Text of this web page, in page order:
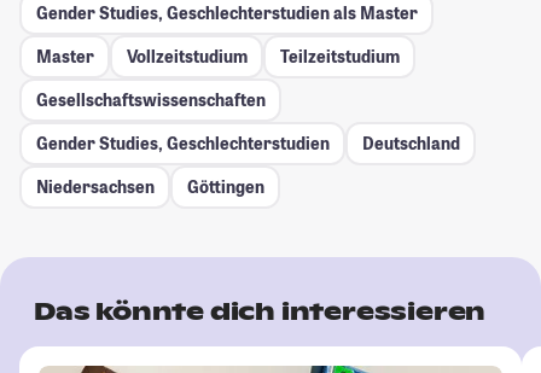
Gender Studies, Geschlechterstudien als Master
Master
Vollzeitstudium
Teilzeitstudium
Gesellschafts­wissenschaften
Gender Studies, Geschlechterstudien
Deutschland
Niedersachsen
Göttingen
Das könnte dich interessieren